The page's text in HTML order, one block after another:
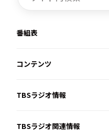
番組表
コンテンツ
TBSラジオ情報
TBSラジオ関連情報